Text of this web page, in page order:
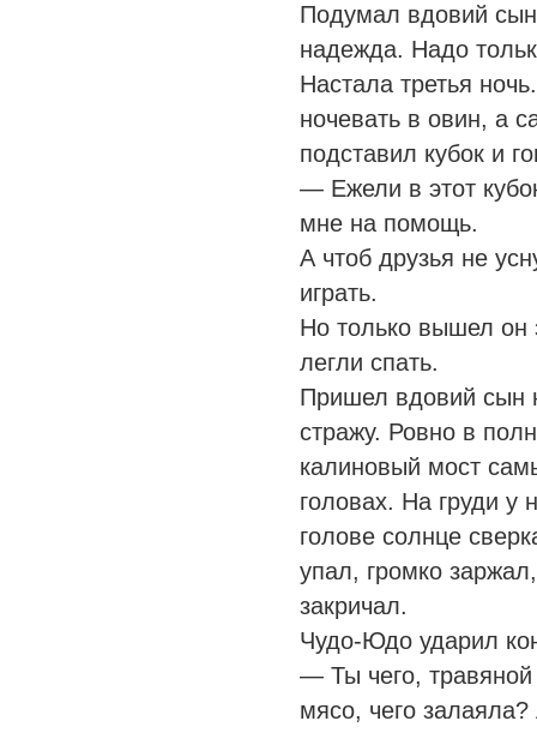
Подумал вдовий
надежда. Надо
Настала третья
ночевать в овин, а
подставил кубок и
— Ежели в этот
мне на помощь.
А чтоб друзья не
играть.
Но только вышел он
легли спать.
Пришел вдовий сын
стражу. Ровно в
калиновый мост
головах. На груди у
голове солнце
упал, громко
закричал.
Чудо-Юдо ударил
— Ты чего,
мясо, чего